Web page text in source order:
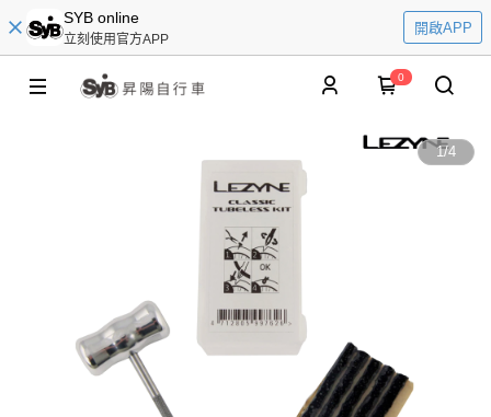
SYB online
立刻使用官方APP
開啟APP
0
1/4